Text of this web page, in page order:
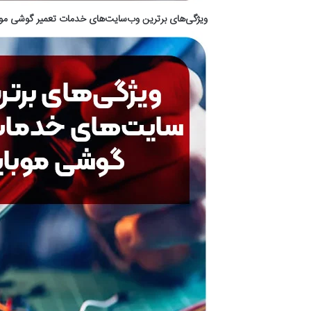
ویژگی‌های برترین وب‌سایت‌های خدمات تعمیر گوشی